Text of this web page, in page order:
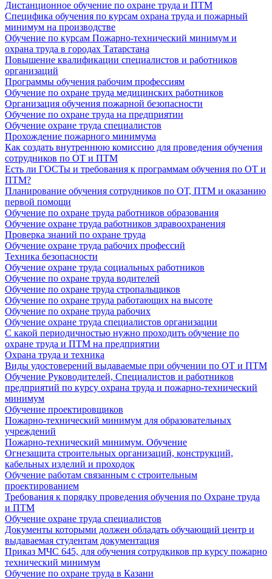
Дистанционное обучение по охране труда и ПТМ
Специфика обучения по курсам охрана труда и пожарный
минимум на производстве
Обучение по курсам Пожарно-технический минимум и
охрана труда в городах Татарстана
Повышение квалификации специалистов и работников
организаций
Программы обучения рабочим профессиям
Обучение по охране труда медицинских работников
Организация обучения пожарной безопасности
Обучение по охране труда на предприятии
Обучение охране труда специалистов
Прохождение пожарного минимума
Как создать внутреннюю комиссию для проведения обучения
сотрудников по ОТ и ПТМ
Есть ли ГОСТы и требования к программам обучения по ОТ и
ПТМ?
Планирование обучения сотрудников по ОТ, ПТМ и оказанию
первой помощи
Обучение по охране труда работников образования
Обучение охране труда работников здравоохранения
Проверка знаний по охране труда
Обучение охране труда рабочих профессий
Техника безопасности
Обучение охране труда социальных работников
Обучение по охране труда водителей
Обучение по охране труда стропальщиков
Обучение по охране труда работающих на высоте
Обучение по охране труда рабочих
Обучение охране труда специалистов организации
С какой периодичностью нужно проходить обучение по
охране труда и ПТМ на предприятии
Охрана труда и техника
Виды удостоверений выдаваемые при обучении по ОТ и ПТМ
Обучение Руководителей, Специалистов и работников
предприятий по курсу охрана труда и пожарно-технический
минимум
Обучение проектировщиков
Пожарно-технический минимум для образовательных
учреждений
Пожарно-технический минимум. Обучение
Огнезащита строительных организаций, конструкций,
кабельных изделий и проходок
Обучение работам связанным с строительным
проектированием
Требования к порядку проведения обучения по Охране труда
и ПТМ
Обучение охране труда специалистов
Документы которыми должен обладать обучающий центр и
выдаваемая студентам документация
Приказ МЧС 645, для обучения сотрудкиков пр курсу пожарно
технический минимум
Обучение по охране труда в Казани